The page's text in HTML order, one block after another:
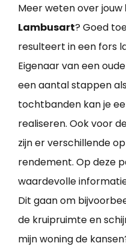
Meer weten over jouw
Lambusart? Goed
resulteert in een fors
Eigenaar van een
een aantal stappen
tochtbanden kan je
realiseren. Ook voor
zijn er verschillende
rendement. Op deze
waardevolle
Dit gaan om
de kruipruimte en
mijn woning de